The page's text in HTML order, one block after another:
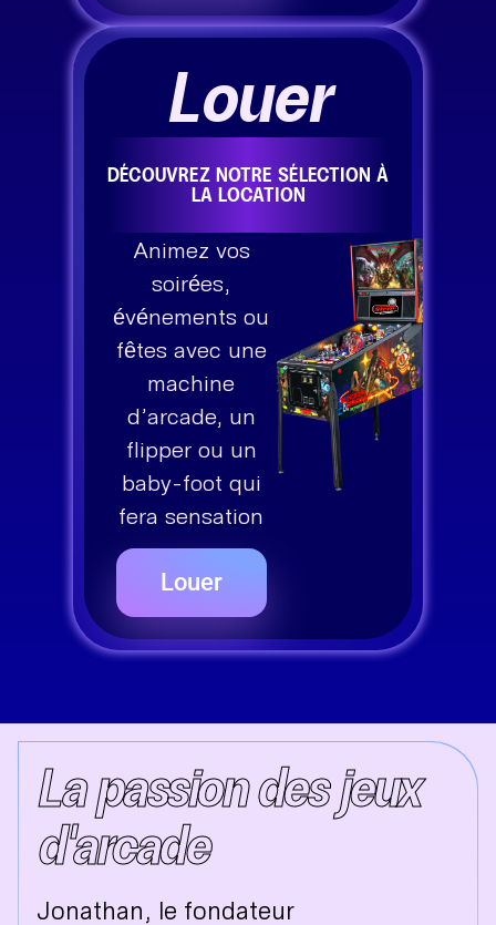
Louer
DÉCOUVREZ NOTRE SÉLECTION À
LA LOCATION
Animez vos
soirées,
événements ou
fêtes avec une
machine
d’arcade, un
flipper ou un
baby-foot qui
fera sensation
Louer
La passion des jeux
d'arcade
Jonathan, le fondateur